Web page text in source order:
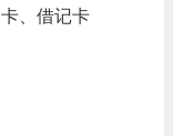
、借记卡